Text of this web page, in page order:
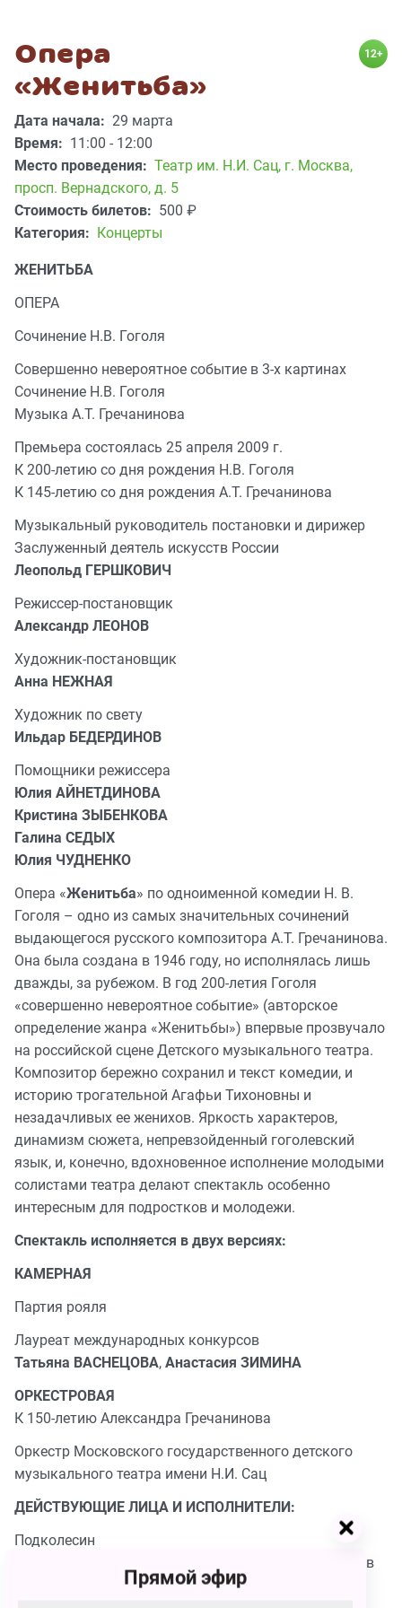
Опера
«Женитьба»
12+
Дата начала: 29 марта
Время: 11:00 - 12:00
Место проведения: Театр им. Н.И. Сац, г. Москва,
просп. Вернадского, д. 5
Стоимость билетов: 500 ₽
Категория:
Концерты
ЖЕНИТЬБА
ОПЕРА
Сочинение Н.В. Гоголя
Совершенно невероятное событие в 3-х картинах
Сочинение Н.В. Гоголя
Музыка А.Т. Гречанинова
Премьера состоялась 25 апреля 2009 г.
К 200-летию со дня рождения Н.В. Гоголя
К 145-летию со дня рождения А.Т. Гречанинова
Музыкальный руководитель постановки и дирижер
Заслуженный деятель искусств России
Леопольд ГЕРШКОВИЧ
Режиссер-постановщик
Александр ЛЕОНОВ
Художник-постановщик
Анна НЕЖНАЯ
Художник по свету
Ильдар БЕДЕРДИНОВ
Помощники режиссера
Юлия АЙНЕТДИНОВА
Кристина ЗЫБЕНКОВА
Галина СЕДЫХ
Юлия ЧУДНЕНКО
Опера «Женитьба» по одноименной комедии Н. В.
Гоголя – одно из самых значительных сочинений
выдающегося русского композитора А.Т. Гречанинова.
Она была создана в 1946 году, но исполнялась лишь
дважды, за рубежом. В год 200-летия Гоголя
«совершенно невероятное событие» (авторское
определение жанра «Женитьбы») впервые прозвучало
на российской сцене Детского музыкального театра.
Композитор бережно сохранил и текст комедии, и
историю трогательной Агафьи Тихоновны и
незадачливых ее женихов. Яркость характеров,
динамизм сюжета, непревзойденный гоголевский
язык, и, конечно, вдохновенное исполнение молодыми
солистами театра делают спектакль особенно
интересным для подростков и молодежи.
Спектакль исполняется в двух версиях:
КАМЕРНАЯ
Партия рояля
Лауреат международных конкурсов
Татьяна ВАСНЕЦОВА, Анастасия ЗИМИНА
ОРКЕСТРОВАЯ
К 150-летию Александра Гречанинова
Оркестр Московского государственного детского
музыкального театра имени Н.И. Сац
ДЕЙСТВУЮЩИЕ ЛИЦА И ИСПОЛНИТЕЛИ:
Подколесин
Лауреат всероссийских и международных конкурсов
Сергей ПЕТРИЩЕВПрямой эфир